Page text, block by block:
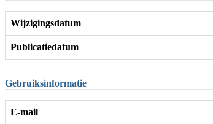
Wijzigingsdatum
Publicatiedatum
Gebruiksinformatie
E-mail